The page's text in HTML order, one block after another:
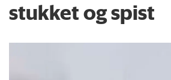
stukket og spist